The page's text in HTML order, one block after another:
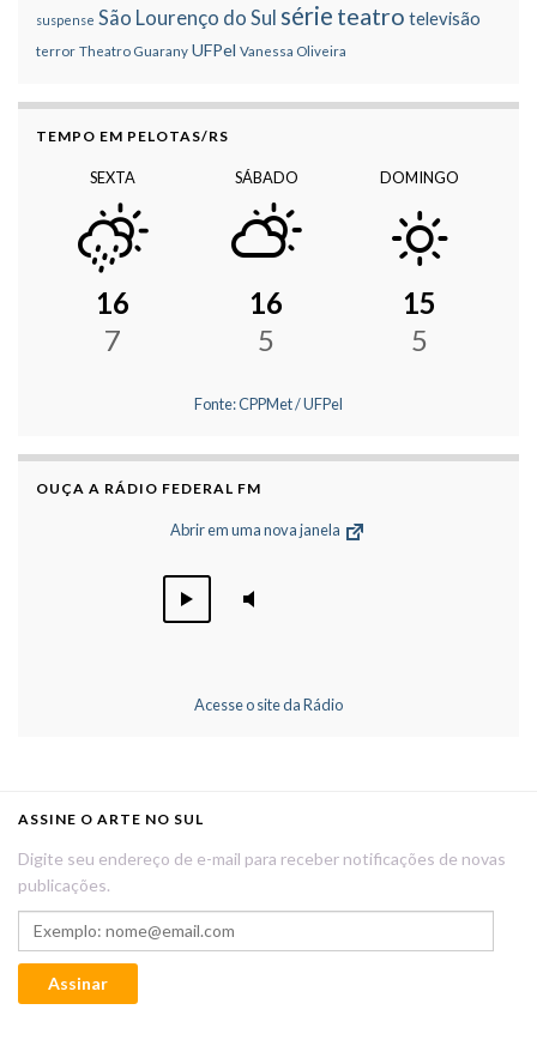
suspense São Lourenço do Sul série teatro televisão
terror Theatro Guarany UFPel Vanessa Oliveira
TEMPO EM PELOTAS/RS
SEXTA
16
7
SÁBADO
16
5
DOMINGO
15
5
Fonte: CPPMet / UFPel
OUÇA A RÁDIO FEDERAL FM
Abrir em uma nova janela
Acesse o site da Rádio
ASSINE O ARTE NO SUL
Digite seu endereço de e-mail para receber notificações de novas
publicações.
Exemplo: nome@email.com
Assinar